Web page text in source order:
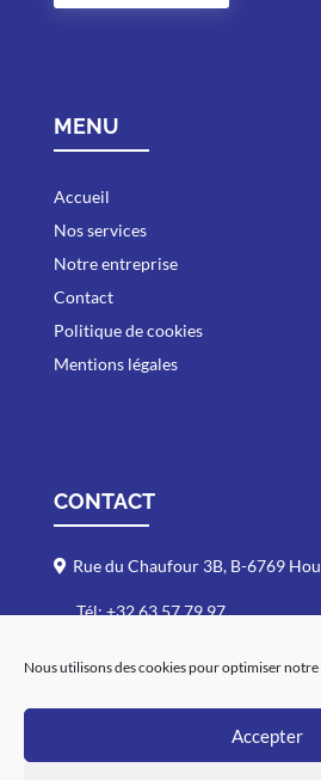
Nous utilisons des cookies pour optimiser notre
Accepter
MENU
Accueil
Nos services
Notre entreprise
Contact
Politique de cookies
Mentions légales
CONTACT
Rue du Chaufour 3B, B-6769
Tél: +32 63 57 79 97
Du Lundi au Vendredi : 7h30-